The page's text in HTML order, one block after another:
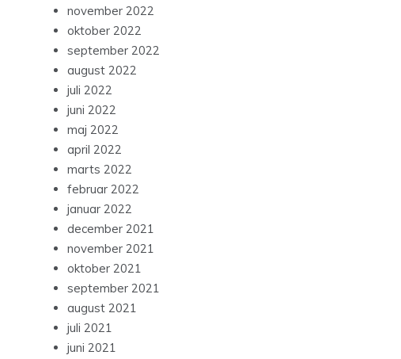
november 2022
oktober 2022
september 2022
august 2022
juli 2022
juni 2022
maj 2022
april 2022
marts 2022
februar 2022
januar 2022
december 2021
november 2021
oktober 2021
september 2021
august 2021
juli 2021
juni 2021